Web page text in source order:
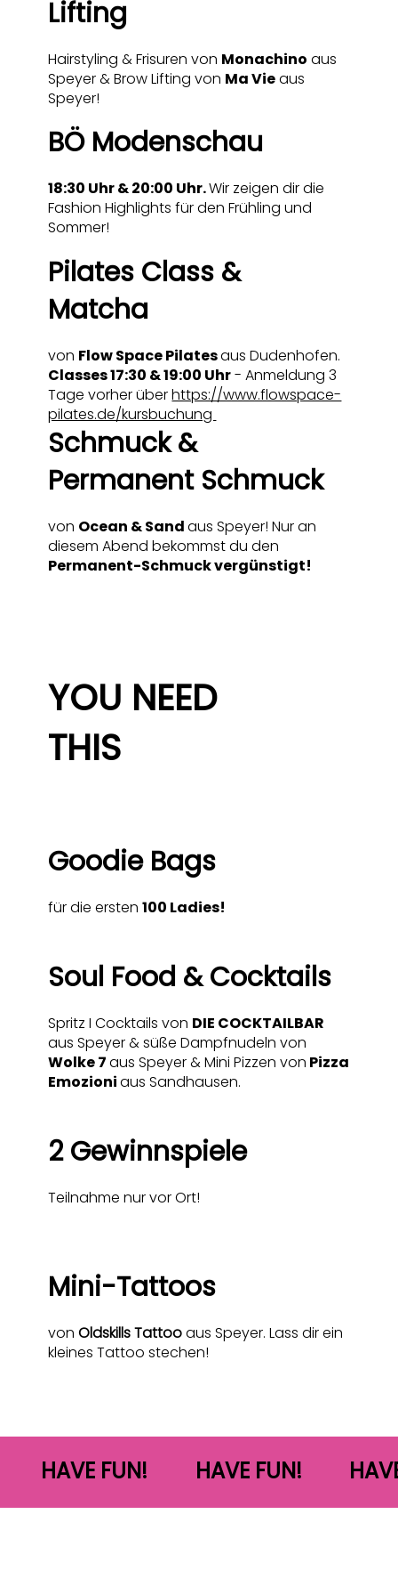
Lifting
Hairstyling & Frisuren von Monachino aus
Speyer & Brow Lifting von Ma Vieaus
Speyer!
BÖ Modenschau
18:30 Uhr & 20:00 Uhr.Wir zeigen dir die
Fashion Highlights für den Frühling und
Sommer!
Pilates Class &
Matcha
von Flow Space Pilatesaus Dudenhofen.
Classes 17:30 & 19:00 Uhr- Anmeldung 3
Tage vorher überhttps://www.flowspace-
pilates.de/kursbuchung
Schmuck &
Permanent Schmuck
von Ocean & Sandaus Speyer! Nur an
diesem Abend bekommst du den
Permanent-Schmuck vergünstigt!
YOU NEED
THIS
Goodie Bags
für die ersten100 Ladies!
Soul Food & Cocktails
Spritz I Cocktails von DIE COCKTAILBAR
aus Speyer & süße Dampfnudeln von
Wolke 7aus Speyer & Mini Pizzen von Pizza
Emozioniaus Sandhausen.
2 Gewinnspiele
Teilnahme nur vor Ort!
Mini-Tattoos
vonOldskills Tattooaus Speyer. Lass dir ein
kleines Tattoo stechen!
HAVE FUN! HAVE FUN!